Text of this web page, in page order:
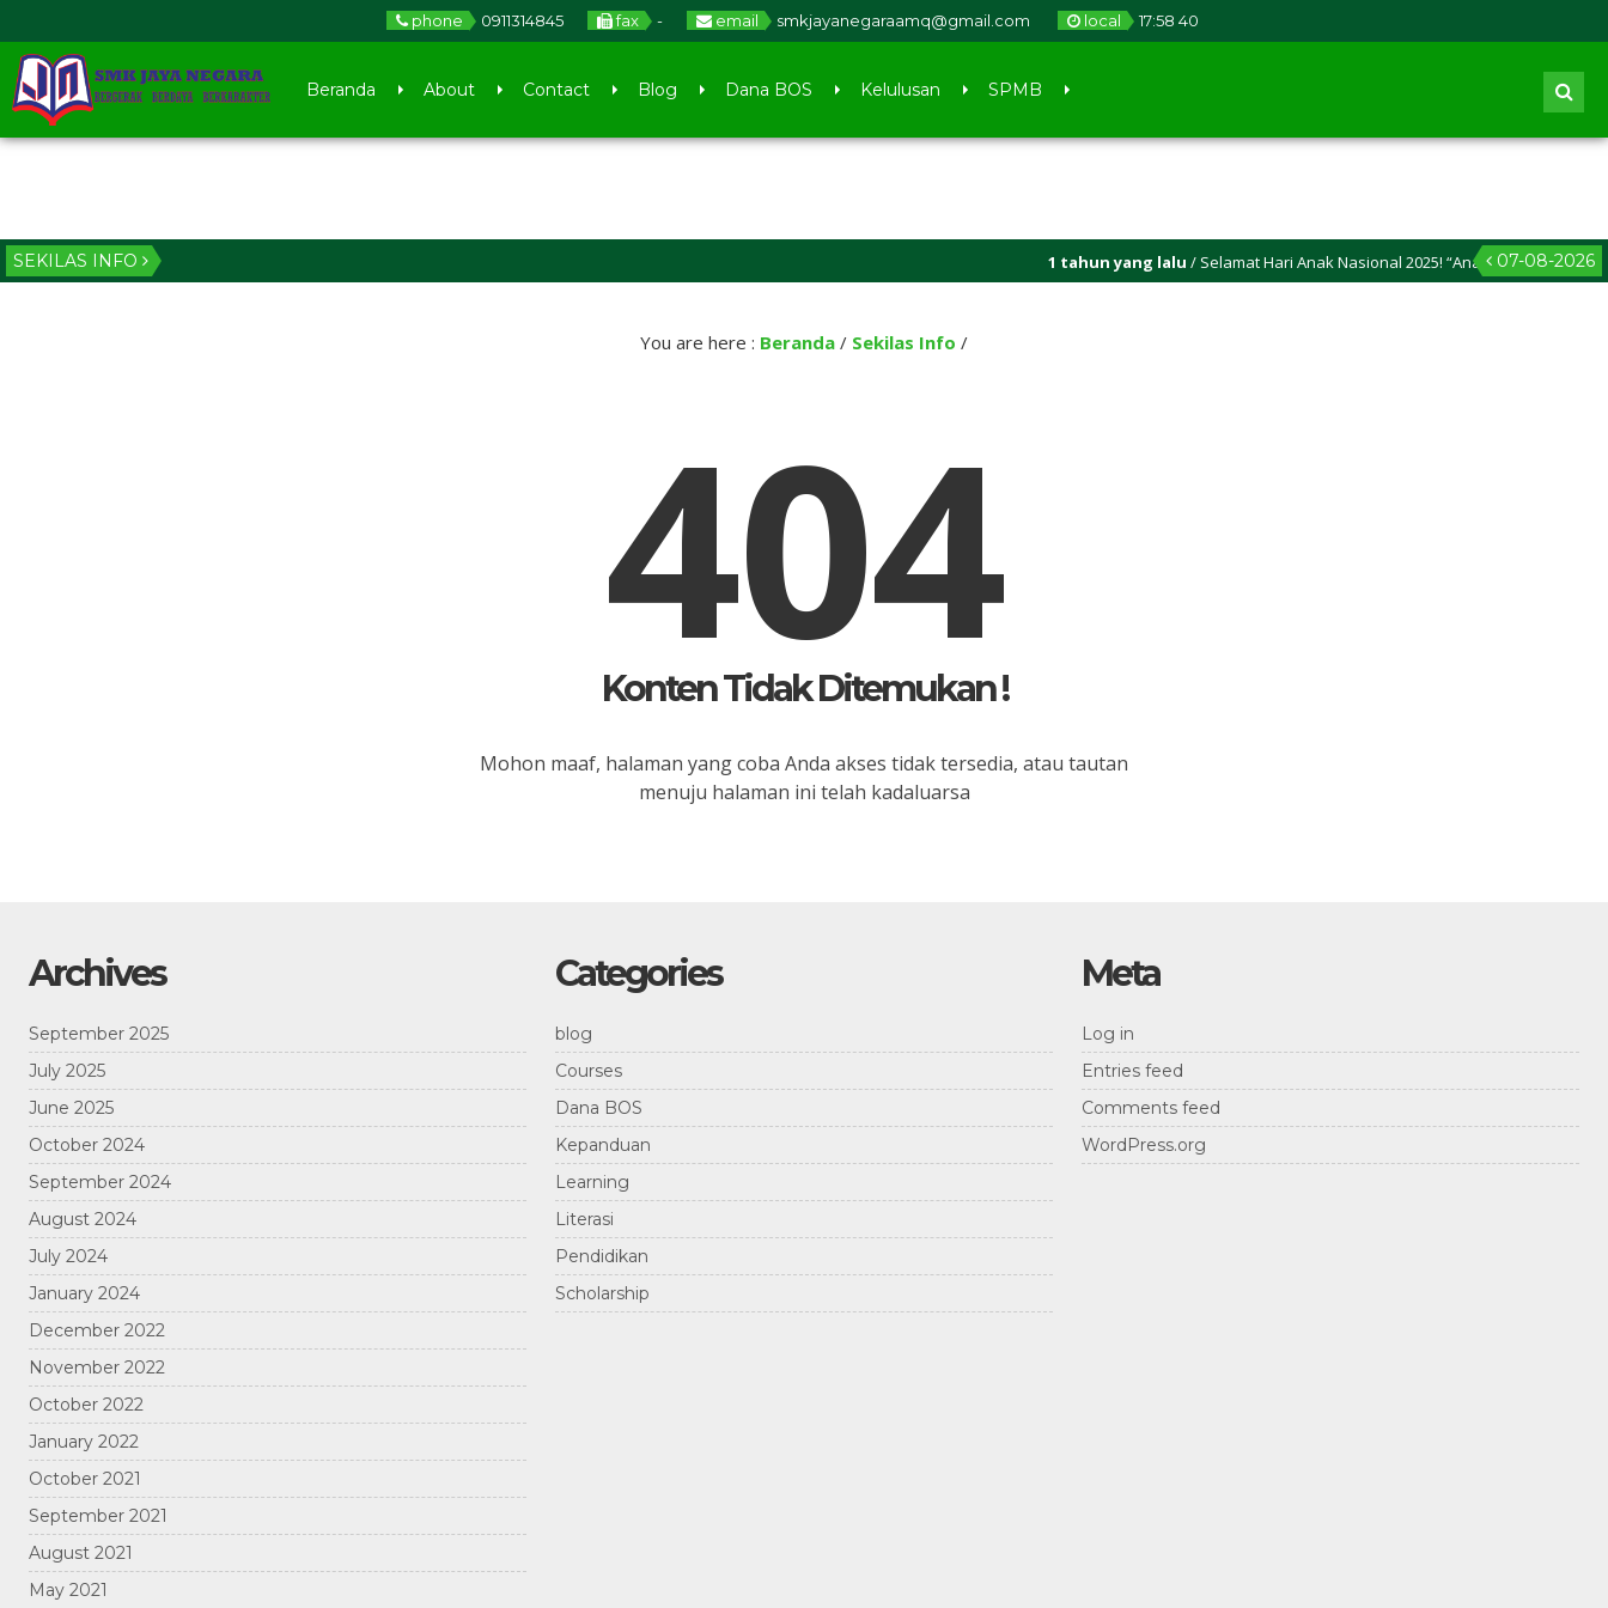
phone 0911314845 fax - email smkjayanegaraamq@gmail.com local 17:58 41
Beranda About Contact Blog Dana BOS Kelulusan SPMB
SEKILAS INFO 07-08-2026
1 tahun yang lalu/ Selamat Hari Anak Nasional 2025! “Anak Hebat, Indonesia
You are here : Beranda / Sekilas Info /
404
Konten Tidak Ditemukan !
Mohon maaf, halaman yang coba Anda akses tidak tersedia, atau tautan
menuju halaman ini telah kadaluarsa
Archives
September 2025
July 2025
June 2025
October 2024
September 2024
August 2024
July 2024
January 2024
December 2022
November 2022
October 2022
January 2022
October 2021
September 2021
August 2021
May 2021
Categories
blog
Courses
Dana BOS
Kepanduan
Learning
Literasi
Pendidikan
Scholarship
Meta
Log in
Entries feed
Comments feed
WordPress.org